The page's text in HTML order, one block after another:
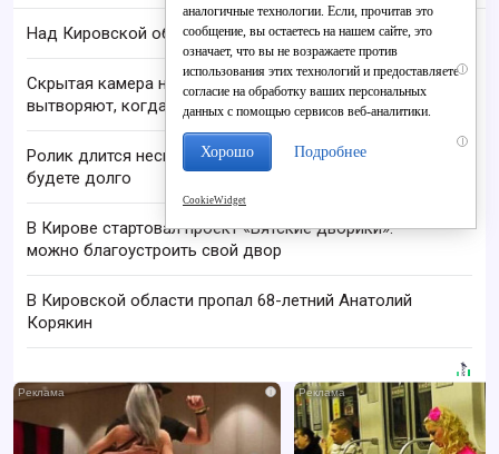
Над Кировской областью сбили БПЛА
i
Скрытая камера на пляже Крыма: Что люди
вытворяют, когда их не видят...
i
Ролик длится несколько секунд, а смеяться вы
будете долго
В Кирове стартовал проект «Вятские дворики»:
можно благоустроить свой двор
В Кировской области пропал 68-летний Анатолий
Корякин
i
аналогичные технологии. Если, прочитав это
сообщение, вы остаетесь на нашем сайте, это
означает, что вы не возражаете против
использования этих технологий и предоставляете
согласие на обработку ваших персональных
данных с помощью сервисов веб-аналитики.
Хорошо Подробнее
CookieWidget